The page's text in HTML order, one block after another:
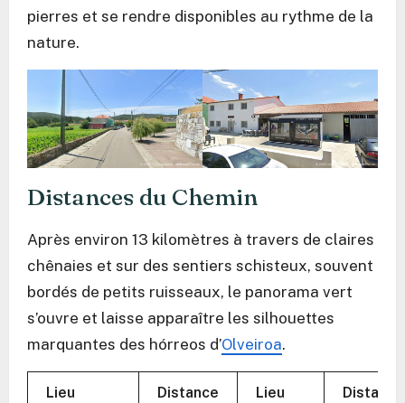
pierres et se rendre disponibles au rythme de la
nature.
Distances du Chemin
Après environ 13 kilomètres à travers de claires
chênaies et sur des sentiers schisteux, souvent
bordés de petits ruisseaux, le panorama vert
s’ouvre et laisse apparaître les silhouettes
marquantes des hórreos d’Olveiroa.
Lieu
Distance
Lieu
Distance